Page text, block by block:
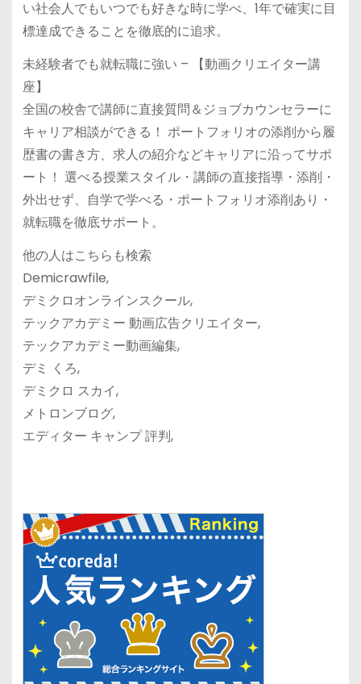
い社会人でもいつでも好きな時に学べ、1年で確実に目
標達成できることを徹底的に追求。
未経験者でも就転職に強い – 【動画クリエイター講
座】
全国の校舎で講師に直接質問＆ジョブカウンセラーに
キャリア相談ができる！ ポートフォリオの添削から履
歴書の書き方、求人の紹介などキャリアに沿ってサポ
ート！ 選べる授業スタイル・講師の直接指導・添削・
外出せず、自学で学べる・ポートフォリオ添削あり・
就転職を徹底サポート。
他の人はこちらも検索
Demicrawfile,
デミクロオンラインスクール,
テックアカデミー 動画広告クリエイター,
テックアカデミー動画編集,
デミ くろ,
デミクロ スカイ,
メトロンブログ,
エディター キャンプ 評判,